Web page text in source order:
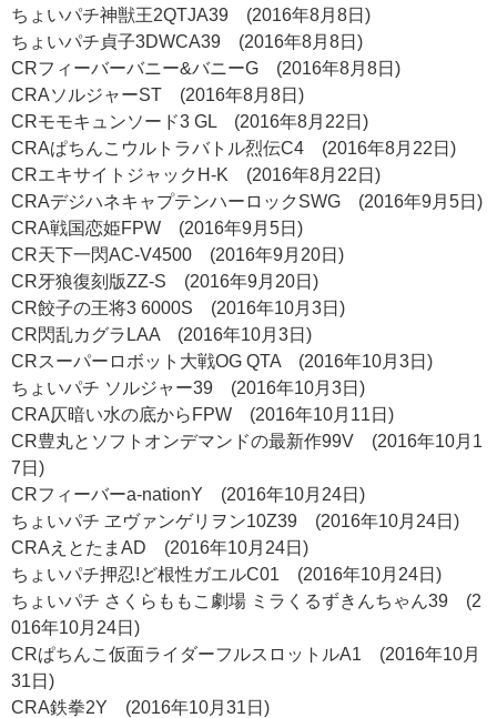
ちょいパチ神獣王2QTJA39 (2016年8月8日)
ちょいパチ貞子3DWCA39 (2016年8月8日)
CRフィーバーバニー&バニーG (2016年8月8日)
CRAソルジャーST (2016年8月8日)
CRモモキュンソード3 GL (2016年8月22日)
CRAぱちんこウルトラバトル烈伝C4 (2016年8月22日)
CRエキサイトジャックH-K (2016年8月22日)
CRAデジハネキャプテンハーロックSWG (2016年9月5日)
CRA戦国恋姫FPW (2016年9月5日)
CR天下一閃AC-V4500 (2016年9月20日)
CR牙狼復刻版ZZ-S (2016年9月20日)
CR餃子の王将3 6000S (2016年10月3日)
CR閃乱カグラLAA (2016年10月3日)
CRスーパーロボット大戦OG QTA (2016年10月3日)
ちょいパチ ソルジャー39 (2016年10月3日)
CRA仄暗い水の底からFPW (2016年10月11日)
CR豊丸とソフトオンデマンドの最新作99V (2016年10月1
7日)
CRフィーバーa-nationY (2016年10月24日)
ちょいパチ ヱヴァンゲリヲン10Z39 (2016年10月24日)
CRAえとたまAD (2016年10月24日)
ちょいパチ押忍!ど根性ガエルC01 (2016年10月24日)
ちょいパチ さくらももこ劇場 ミラくるずきんちゃん39 (2
016年10月24日)
CRぱちんこ仮面ライダーフルスロットルA1 (2016年10月
31日)
CRA鉄拳2Y (2016年10月31日)